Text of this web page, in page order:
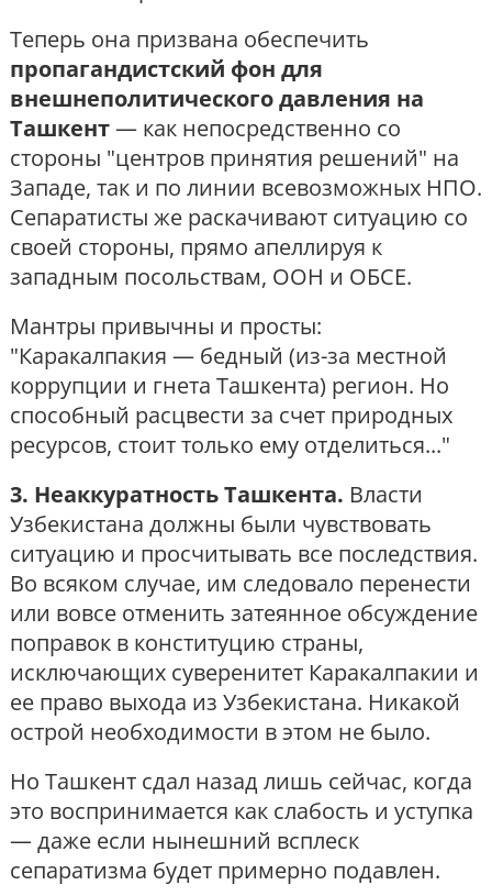
Теперь она призвана обеспечить
пропагандистский фон для
внешнеполитического давления на
Ташкент— как непосредственно со
стороны "центров принятия решений" на
Западе, так и по линии всевозможных НПО.
Сепаратисты же раскачивают ситуацию со
своей стороны, прямо апеллируя к
западным посольствам, ООН и ОБСЕ.
Мантры привычны и просты:
"Каракалпакия — бедный (из-за местной
коррупции и гнета Ташкента) регион. Но
способный расцвести за счет природных
ресурсов, стоит только ему отделиться..."
3. Неаккуратность Ташкента. Власти
Узбекистана должны были чувствовать
ситуацию и просчитывать все последствия.
Во всяком случае, им следовало перенести
или вовсе отменить затеянное обсуждение
поправок в конституцию страны,
исключающих суверенитет Каракалпакии и
ее право выхода из Узбекистана. Никакой
острой необходимости в этом не было.
Но Ташкент сдал назад лишь сейчас, когда
это воспринимается как слабость и уступка
— даже если нынешний всплеск
сепаратизма будет примерно подавлен.